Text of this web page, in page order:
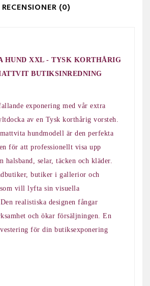
RECENSIONER (0)
HUND XXL - TYSK KORTHÅRIG
BUTIKSINREDNING
exponering med vår extra
av en Tysk korthårig vorsteh.
hundmodell är den perfekta
för att professionellt visa upp
halsband, selar, täcken och kläder.
butiker i gallerior och
som vill lyfta sin visuella
realistiska designen fångar
och ökar försäljningen. En
för din butiksexponering